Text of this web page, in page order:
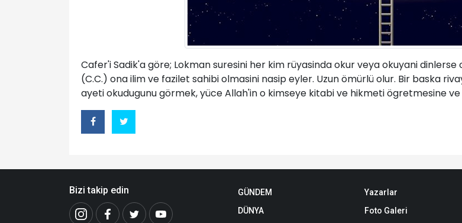
Cafer'i Sadik'a göre; Lokman suresini her kim rüyasinda okur veya okuyani
(C.C.) ona ilim ve fazilet sahibi olmasini nasip eyler. Uzun ömürlü olur. Bir baska
ayeti okudugunu görmek, yüce Allah'in o kimseye kitabi ve hikmeti ögretmesine
Bizi takip edin
GÜNDEM
DÜNYA
Yazarlar
Foto Galeri